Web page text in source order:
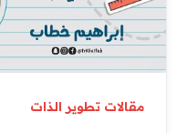
مقالات تطوير الذات